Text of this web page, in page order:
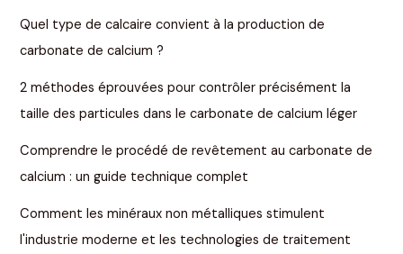
Quel type de calcaire convient à la production de
carbonate de calcium ?
2 méthodes éprouvées pour contrôler précisément la
taille des particules dans le carbonate de calcium léger
Comprendre le procédé de revêtement au carbonate de
calcium : un guide technique complet
Comment les minéraux non métalliques stimulent
l'industrie moderne et les technologies de traitement